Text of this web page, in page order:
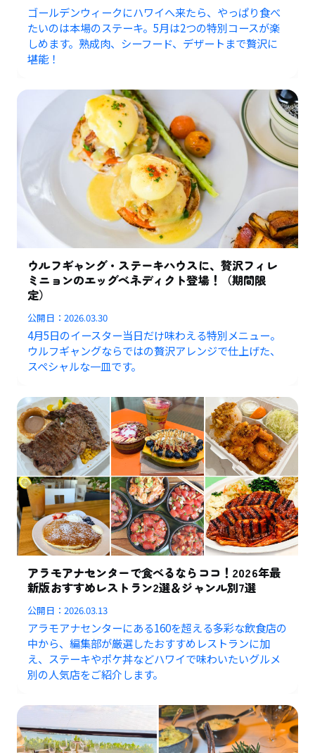
ゴールデンウィークにハワイへ来たら、やっぱり食べ
たいのは本場のステーキ。5月は2つの特別コースが楽
しめます。熟成肉、シーフード、デザートまで贅沢に
堪能！
ウルフギャング・ステーキハウスに、贅沢フィレ
ミニョンのエッグベネディクト登場！（期間限
定）
公開日：2026.03.30
4月5日のイースター当日だけ味わえる特別メニュー。
ウルフギャングならではの贅沢アレンジで仕上げた、
スペシャルな一皿です。
アラモアナセンターで食べるならココ！2026年最
新版おすすめレストラン2選＆ジャンル別7選
公開日：2026.03.13
アラモアナセンターにある160を超える多彩な飲食店の
中から、編集部が厳選したおすすめレストランに加
え、ステーキやポケ丼などハワイで味わいたいグルメ
別の人気店をご紹介します。